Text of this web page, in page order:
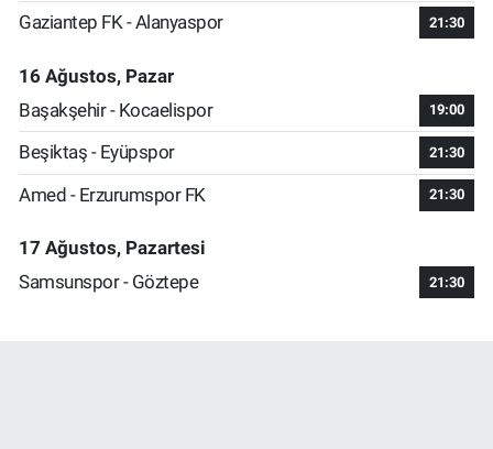
Gaziantep FK - Alanyaspor 21:30
16 Ağustos, Pazar
Başakşehir - Kocaelispor
19:00
Beşiktaş - Eyüpspor 21:30
Amed - Erzurumspor FK 21:30
17 Ağustos, Pazartesi
Samsunspor - Göztepe
21:30